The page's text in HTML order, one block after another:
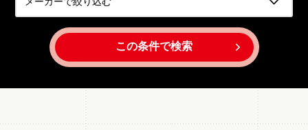
この条件で検索